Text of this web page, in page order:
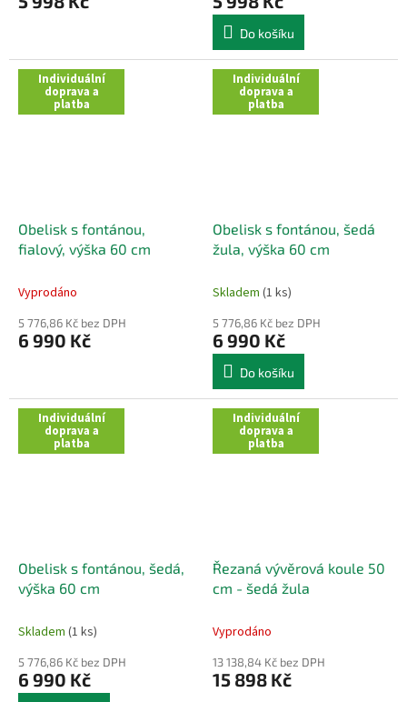
Do košíku
Individuální
doprava a
platba
Obelisk s fontánou,
fialový, výška 60 cm
Vyprodáno
5 776,86 Kč bez DPH
6 990 Kč
Individuální
doprava a
platba
Obelisk s fontánou, šedá
žula, výška 60 cm
Skladem (1 ks)
5 776,86 Kč bez DPH
6 990 Kč
Do košíku
Individuální
doprava a
platba
Obelisk s fontánou, šedá,
výška 60 cm
Skladem (1 ks)
5 776,86 Kč bez DPH
6 990 Kč
Individuální
doprava a
platba
Řezaná vývěrová koule 50
cm - šedá žula
Vyprodáno
13 138,84 Kč bez DPH
15 898 Kč